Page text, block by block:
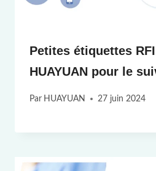
Petites étiquettes
HUAYUAN pour le
Par HUAYUAN 27 juin 2024